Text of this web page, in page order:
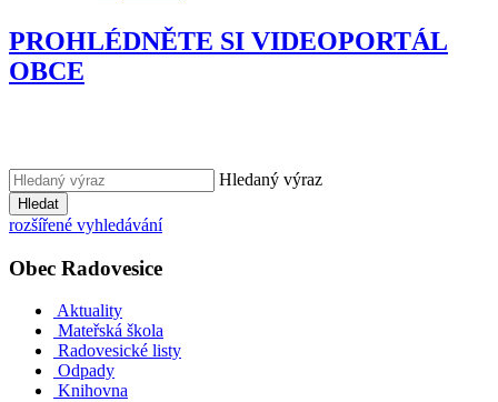
PROHLÉDNĚTE SI VIDEOPORTÁL
OBCE
Hledaný výraz
Hledat
rozšířené vyhledávání
Obec Radovesice
Aktuality
Mateřská škola
Radovesické listy
Odpady
Knihovna